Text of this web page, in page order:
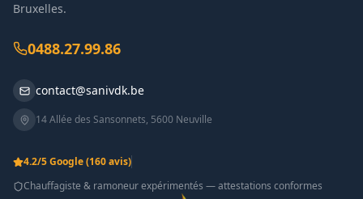
Bruxelles.
0488.27.99.86
contact@sanivdk.be
14 Allée des Sansonnets, 5600 Neuville
4.2/5 Google(160 avis)
Chauffagiste & ramoneur expérimentés — attestations conformes